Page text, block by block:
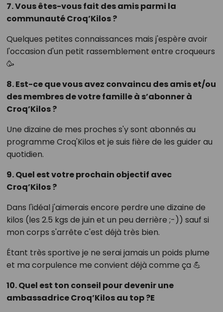
7. Vous êtes-vous fait des amis parmi la
communauté Croq’Kilos ?
Quelques petites connaissances mais j'espère avoir
l'occasion d'un petit rassemblement entre croqueurs
🥳
8. Est-ce que vous avez convaincu des amis et/ou
des membres de votre famille à s’abonner à
Croq’Kilos ?
Une dizaine de mes proches s'y sont abonnés au
programme Croq'Kilos et je suis fière de les guider au
quotidien.
9. Quel est votre prochain objectif avec
Croq’Kilos ?
Dans l'idéal j'aimerais encore perdre une dizaine de
kilos (les 2.5 kgs de juin et un peu derrière ;-)) sauf si
mon corps s'arrête c'est déjà très bien.
Étant très sportive je ne serai jamais un poids plume
et ma corpulence me convient déjà comme ça 💪
10. Quel est ton conseil pour devenir une
ambassadrice Croq’Kilos au top ?E